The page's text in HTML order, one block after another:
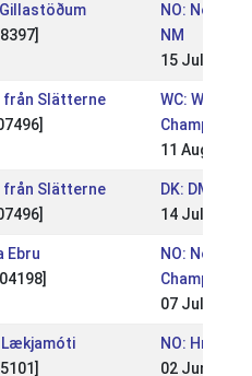
NO:
NM
15 Jul 2018
från Slätterne
WC: World
11 Aug 2013
från Slätterne
DK: DM- RID
14 Jul 2013
Ebru
NO:
07 Jul 2013
NO:
02 Jun 2013